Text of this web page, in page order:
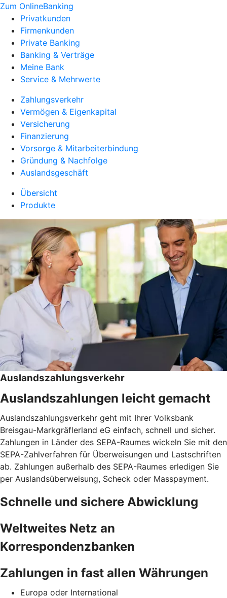
Zum OnlineBanking
Privatkunden
Firmenkunden
Private Banking
Banking & Verträge
Meine Bank
Service & Mehrwerte
Zahlungsverkehr
Vermögen & Eigenkapital
Versicherung
Finanzierung
Vorsorge & Mitarbeiterbindung
Gründung & Nachfolge
Auslandsgeschäft
Übersicht
Produkte
Auslandszahlungsverkehr
Auslandszahlungen leicht gemacht
Auslandszahlungsverkehr geht mit Ihrer Volksbank
Breisgau-Markgräflerland eG einfach, schnell und sicher.
Zahlungen in Länder des SEPA-Raumes wickeln Sie mit den
SEPA-Zahlverfahren für Überweisungen und Lastschriften
ab. Zahlungen außerhalb des SEPA-Raumes erledigen Sie
per Auslandsüberweisung, Scheck oder Masspayment.
Schnelle und sichere Abwicklung
Weltweites Netz an
Korrespondenzbanken
Zahlungen in fast allen Währungen
Europa oder International